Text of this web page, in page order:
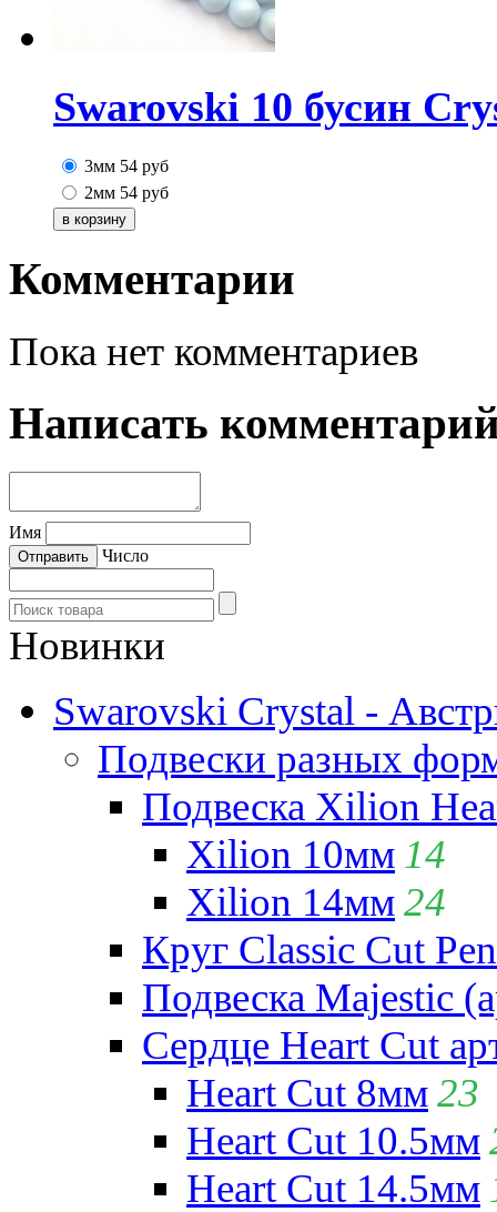
Swarovski 10 бусин
3мм 54 руб
2мм 54 руб
Комментарии
Пока нет комментариев
Написать
Имя
Число
Новинки
Swarovski Crystal -
Подвески разных
Подвеска Xilion
Xilion 10мм 14
Xilion 14мм24
Круг Classic Cut
Подвеска Majestic
Сердце Heart Cut
Heart Cut 8мм23
Heart Cut 10.5мм
Heart Cut 14.5мм